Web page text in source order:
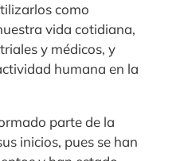
como
vida cotidiana,
y médicos, y
humana en la
parte de la
inicios, pues se han